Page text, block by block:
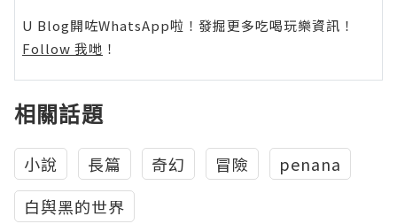
U Blog開咗WhatsApp啦！發掘更多吃喝玩樂資訊！
Follow 我哋 ！
相關話題
小說 長篇 奇幻 冒險
penana
白舆黑的世界